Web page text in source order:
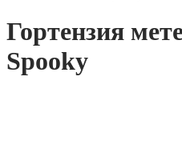
Гортензия
Spooky